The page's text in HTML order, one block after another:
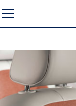
Seiteninhalt
springen